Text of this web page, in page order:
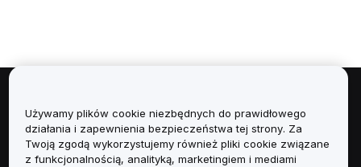
Informacje
Usługi
Używamy plików cookie niezbędnych do prawidłowego
działania i zapewnienia bezpieczeństwa tej strony. Za
Twoją zgodą wykorzystujemy również pliki cookie związane
z funkcjonalnością, analityką, marketingiem i mediami